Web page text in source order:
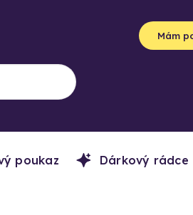
Mám
poukaz Dárkový rádce